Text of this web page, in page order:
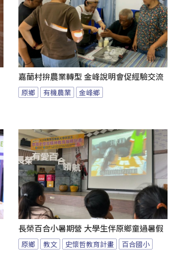
嘉蘭村拚農業轉型 金峰說明會促經驗交流
原鄉 有機農業 金峰鄉
長榮百合小暑期營 大學生伴原鄉童過暑假
原鄉 教文 史懷哲教育計畫 百合國小